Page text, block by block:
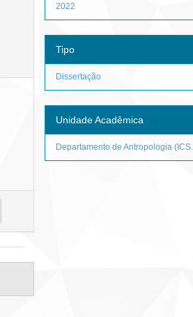
2022
Tipo
Dissertação
Unidade Acadêmica
Departamento de Antropologia (ICS...